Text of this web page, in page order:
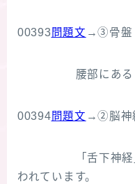
00393問題文 →③骨盤
腰部にあると言
00394問題文 →②脳神
「舌下神経」な
われています。